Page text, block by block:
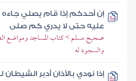
إن أحدكم إذا قام يصلي
عليه حتى لا يدري كم صلى
صحيح مسلم > كتاب المساجد ومواضع
والسجود له
إذا نودي بالأذان أدبر